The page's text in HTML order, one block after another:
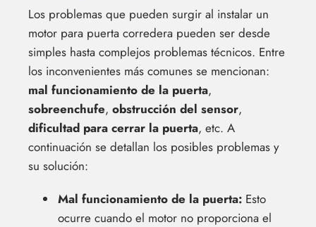
Los problemas que pueden surgir al instalar un
motor para puerta corredera pueden ser desde
simples hasta complejos problemas técnicos. Entre
los inconvenientes más comunes se mencionan:
mal funcionamiento de la puerta,
sobreenchufe, obstrucción del sensor,
dificultad para cerrar la puerta, etc. A
continuación se detallan los posibles problemas y
su solución:
Mal funcionamiento de la puerta: Esto
ocurre cuando el motor no proporciona el